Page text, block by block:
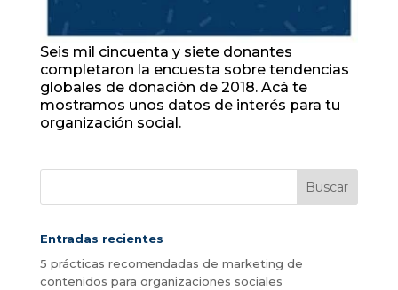
Seis mil cincuenta y siete donantes
completaron la encuesta sobre tendencias
globales de donación de 2018. Acá te
mostramos unos datos de interés para tu
organización social.
Entradas recientes
5 prácticas recomendadas de marketing de
contenidos para organizaciones sociales